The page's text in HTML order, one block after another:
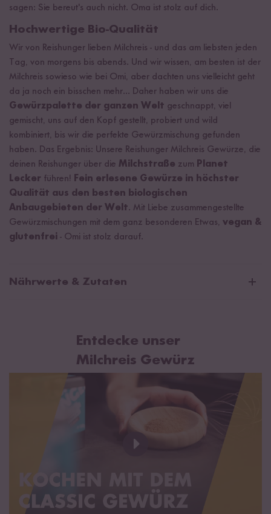
sagen: Sie bereut's auch nicht. Oma ist stolz auf dich.
Hochwertige Bio-Qualität
Wir von Reishunger lieben Milchreis - und das am liebsten jeden
Tag, von morgens bis abends. Und wir wissen, am besten ist der
Milchreis sowieso wie bei Omi, aber dachten uns vielleicht geht
da ja noch ein bisschen mehr... Daher haben wir uns die
Gewürzpalette der ganzen Welt geschnappt, viel
gemischt, uns auf den Kopf gestellt, probiert und wild
kombiniert, bis wir die perfekte Gewürzmischung gefunden
haben. Das Ergebnis: Unsere Reishunger Milchreis Gewürze, die
deinen Reishunger über die Milchstraße zum Planet
Lecker führen!
Fein erlesene Gewürze in höchster
Qualität aus den besten biologischen
Anbaugebieten der Welt. Mit Liebe zusammengestellte
Gewürzmischungen mit dem ganz besonderen Etwas, vegan &
glutenfrei - Omi ist stolz darauf.
Nährwerte & Zutaten
davon gesättigte Fettsäuren
*aus kontrolliert biologischem Anbau mit der Bio Kontrollnummer
DE-ÖKO-003.
Entdecke unser
Milchreis Gewürz